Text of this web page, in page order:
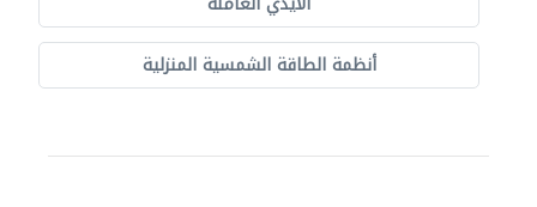
أنظمة الطاقة الشمسية المنزلية